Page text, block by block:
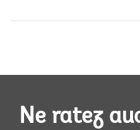
Ne ratez